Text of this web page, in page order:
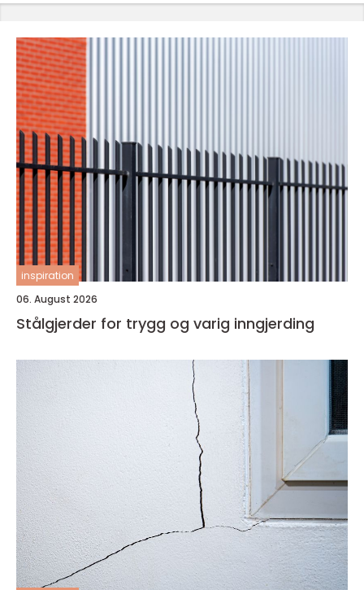
inspiration
06. August 2026
Stålgjerder for trygg og varig inngjerding